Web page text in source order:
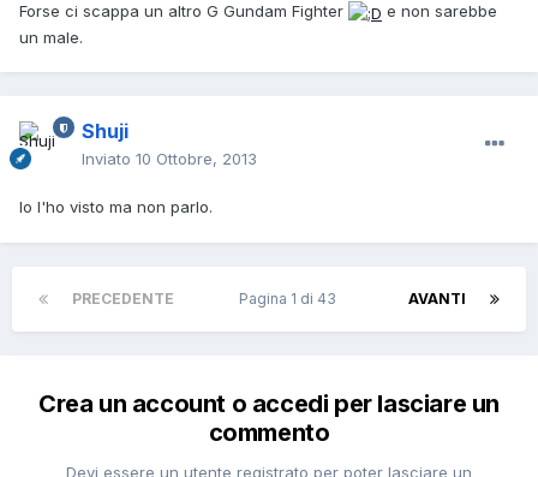
Forse ci scappa un altro G Gundam Fighter
e non sarebbe
un male.
Shuji
Inviato 10 Ottobre, 2013
Io l'ho visto ma non parlo.
PRECEDENTE AVANTI
Pagina 1 di 43
Crea un account o accedi per lasciare un
commento
Devi essere un utente registrato per poter lasciare un